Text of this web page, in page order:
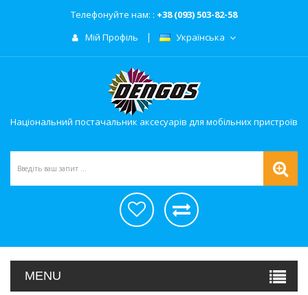
Телефонуйте нам: : +38 (093) 503-82-58
Мій Профіль
Українська
Національний постачальник аксесуарів для мобільних пристроїв
MENU